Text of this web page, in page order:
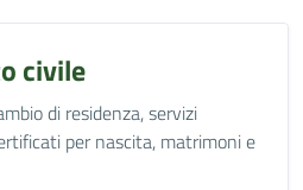
civile
di residenza, servizi
per nascita, matrimoni e